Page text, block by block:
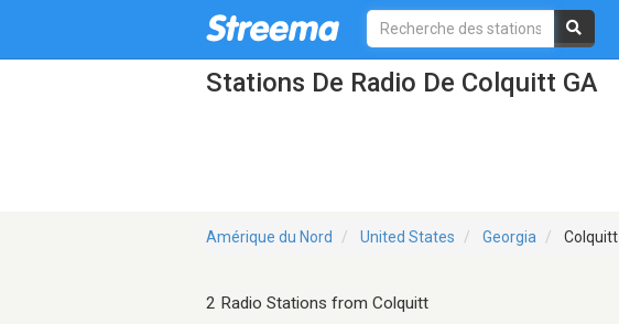
Stations De Radio De Colquitt GA
Amérique du Nord United States Georgia Colquitt
2 Radio Stations from Colquitt